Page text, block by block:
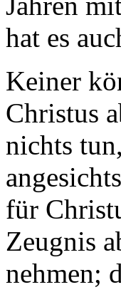
hat es
Keiner
Christus
nichts
für
Zeugnis
nehmen;